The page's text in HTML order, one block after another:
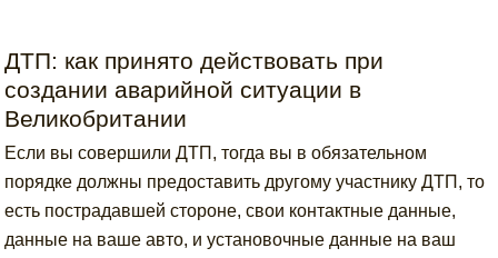
ДТП: как принято действовать при
создании аварийной ситуации в
Великобритании
Если вы совершили ДТП, тогда вы в обязательном
порядке должны предоставить другому участнику ДТП, то
есть пострадавшей стороне, свои контактные данные,
данные на ваше авто, и установочные данные на ваш